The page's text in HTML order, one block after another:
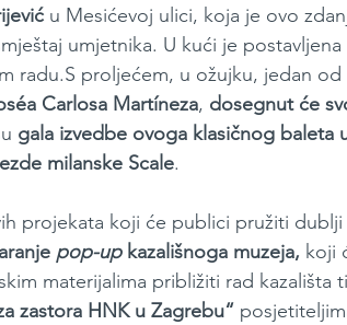
u Mesićevoj ulici, koja je ovo
umjetnika. U kući je
radu.S proljećem, u ožujku, jedan
Carlosa Martíneza, dosegnut će
gala izvedbe ovoga klasičnog baleta
milanske Scale.
projekata koji će publici pružiti
pop-up kazališnoga muzeja, koji
materijalima približiti rad kazališta
zastora HNK u Zagrebu“